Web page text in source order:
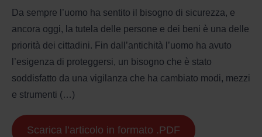
Da sempre l’uomo ha sentito il bisogno di sicurezza, e
ancora oggi, la tutela delle persone e dei beni è una delle
priorità dei cittadini. Fin dall’antichità l’uomo ha avuto
l’esigenza di proteggersi, un bisogno che è stato
soddisfatto da una vigilanza che ha cambiato modi, mezzi
e strumenti (…)
Scarica l’articolo in formato .PDF